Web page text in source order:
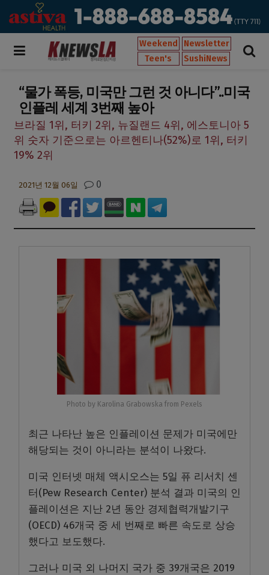
Weekend
Newsletter
Teen's
SushiNews
“물가 폭등, 미국만 그런 것 아니다”..미국
인플레 세계 3번째 높아
브라질 1위, 터키 2위, 뉴질랜드 4위, 에스토니아 5
위 숫자 기준으로는 아르헨티나(52%)로 1위, 터키
19% 2위
2021년 12월 06일 0
Photo by Karolina Grabowska from Pexels
최근 나타난 높은 인플레이션 문제가 미국에만
해당되는 것이 아니라는 분석이 나왔다.
미국 인터넷 매체 액시오스는 5일 퓨 리서치 센
터(Pew Research Center) 분석 결과 미국의 인
플레이션은 지난 2년 동안 경제협력개발기구
(OECD) 46개국 중 세 번째로 빠른 속도로 상승
했다고 보도했다.
그러나 미국 외 나머지 국가 중 39개국은 2019